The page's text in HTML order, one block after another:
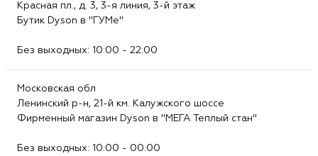
Красная пл., д. 3, 3-я линия, 3-й этаж
Бутик Dyson в "ГУМе"
Без выходных: 10:00 - 22:00
Московская обл
Ленинский р-н, 21-й км. Калужского шоссе
Фирменный магазин Dyson в "МЕГА Теплый стан"
Без выходных: 10:00 - 00:00